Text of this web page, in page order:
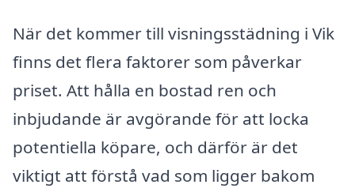
När det kommer till visningsstädning i Vik
finns det flera faktorer som påverkar
priset. Att hålla en bostad ren och
inbjudande är avgörande för att locka
potentiella köpare, och därför är det
viktigt att förstå vad som ligger bakom